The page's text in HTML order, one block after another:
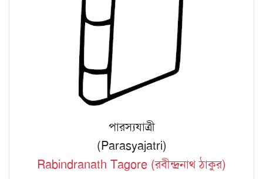
পারস্যযাত্রী
(Parasyajatri)
Rabindranath Tagore (রবীন্দ্রনাথ ঠাকুর)